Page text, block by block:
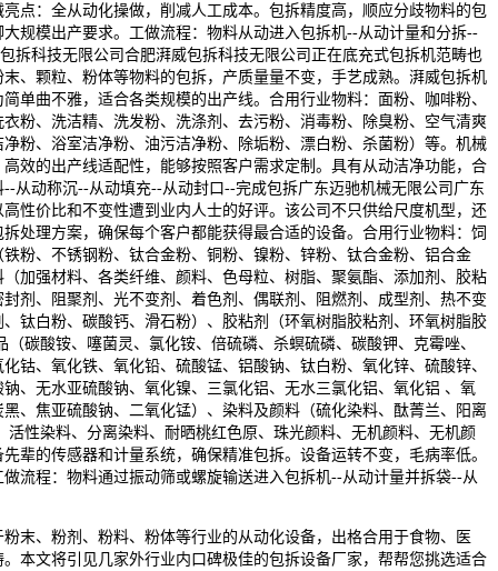
点：全从动化操做，削减人工成本。包拆精度高，顺应分歧物料的包
规模出产要求。工做流程：物料从动进入包拆机--从动计量和分拆--
拆科技无限公司合肥湃威包拆科技无限公司正在底充式包拆机范畴也
、颗粒、粉体等物料的包拆，产质量量不变，手艺成熟。湃威包拆机
单曲不雅，适合各类规模的出产线。合用行业物料：面粉、咖啡粉、
粉、洗洁精、洗发粉、洗涤剂、去污粉、消毒粉、除臭粉、空气清爽
粉、浴室洁净粉、油污洁净粉、除垢粉、漂白粉、杀菌粉）等。机械
效的出产线适配性，能够按照客户需求定制。具有从动洁净功能，合
从动称沉--从动填充--从动封口--完成包拆广东迈驰机械无限公司广东
性价比和不变性遭到业内人士的好评。该公司不只供给尺度机型，还
处理方案，确保每个客户都能获得最合适的设备。合用行业物料：饲
粉、不锈钢粉、钛合金粉、铜粉、镍粉、锌粉、钛合金粉、铝合金
加强材料、各类纤维、颜料、色母粒、树脂、聚氨酯、添加剂、胶粘
剂、阻聚剂、光不变剂、着色剂、偶联剂、阻燃剂、成型剂、热不变
钛白粉、碳酸钙、滑石粉）、胶粘剂（环氧树脂胶粘剂、环氧树脂胶
碳酸铵、噻菌灵、氯化铵、倍硫磷、杀螟硫磷、碳酸钾、克霉唑、
钴、氧化铁、氧化铅、硫酸锰、铝酸钠、钛白粉、氧化锌、硫酸锌、
、无水亚硫酸钠、氧化镍、三氯化铝、无水三氯化铝、氧化铝 、氧
、焦亚硫酸钠、二氧化锰）、染料及颜料（硫化染料、酞菁兰、阳离
性染料、分离染料、耐晒桃红色原、珠光颜料、无机颜料、无机颜
辈的传感器和计量系统，确保精准包拆。设备运转不变，毛病率低。
流程：物料通过振动筛或螺旋输送进入包拆机--从动计量并拆袋--从
、粉剂、粉料、粉体等行业的从动化设备，出格合用于食物、医
本文将引见几家外行业内口碑极佳的包拆设备厂家，帮帮您挑选适合